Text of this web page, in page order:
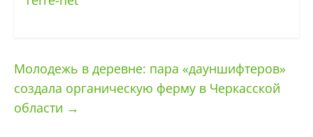
Молодежь в деревне: пара «дауншифтеров»
создала органическую ферму в Черкасской
области →